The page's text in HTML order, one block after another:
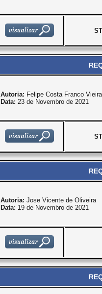
Autoria: Felipe Costa Franco Vieira
Data: 23 de Novembro de 2021
Autoria: Jose Vicente de Oliveira
Data: 19 de Novembro de 2021